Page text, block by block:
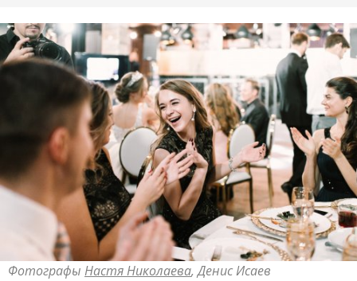
Фотографы Настя Николаева, Денис Исаев